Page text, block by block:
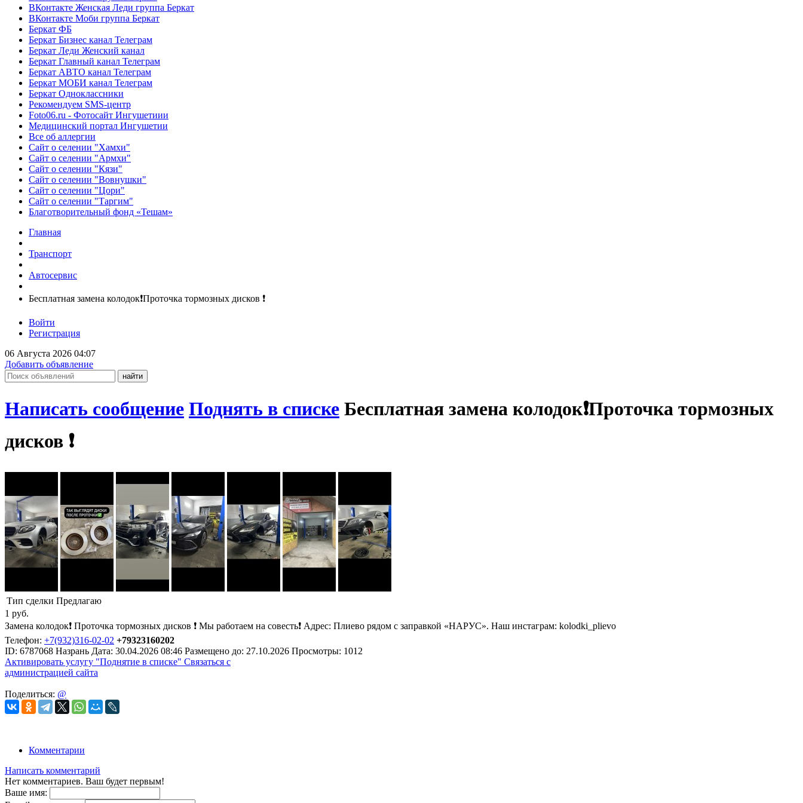
ВКонтакте Женская Леди группа Беркат
ВКонтакте Моби группа Беркат
Беркат ФБ
Беркат Бизнес канал Телеграм
Беркат Леди Женский канал
Беркат Главный канал Телеграм
Беркат АВТО канал Телеграм
Беркат МОБИ канал Телеграм
Беркат Одноклассники
Рекомендуем SMS-центр
Foto06.ru - Фотосайт Ингушетиии
Медицинский портал Ингушетии
Все об аллергии
Сайт о селении "Хамхи"
Сайт о селении "Армхи"
Сайт о селении "Кязи"
Сайт о селении "Вовнушки"
Сайт о селении "Цори"
Сайт о селении "Таргим"
Благотворительный фонд «Тешам»
Главная
Транспорт
Автосервис
Бесплатная замена колодок❗Проточка тормозных дисков ❗
Войти
Регистрация
06 Августа 2026 04:07
Добавить объявление
Написать сообщение Поднять в списке Бесплатная замена колодок❗Проточка тормозных
дисков ❗
Тип сделки Предлагаю
1 руб.
Замена колодок❗ Проточка тормозных дисков ❗ Мы работаем на совесть❗ Адрес: Плиево рядом с заправкой «НАРУС». Наш инстаграм: kolodki_plievo
Телефон: +7(932)316-02-02 +79323160202
ID: 6787068 Назрань Дата: 30.04.2026 08:46 Размещено до: 27.10.2026 Просмотры: 1012
Активировать услугу "Поднятие в списке" Связаться с
администрацией сайта
Поделиться: @
Комментарии
Написать комментарий
Нет комментариев. Ваш будет первым!
Ваше имя: